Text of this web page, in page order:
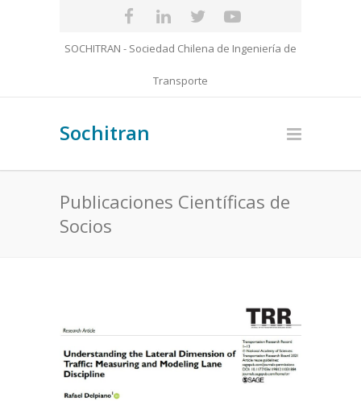
SOCHITRAN - Sociedad Chilena de Ingeniería de
Transporte
Sochitran
Publicaciones Científicas de
Socios